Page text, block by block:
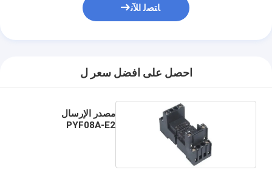
ﺎﺘﺼﻟ ﺍﻶﻧ
احصل على افضل سعر ل
مصدر الإرسال
PYF08A-E2